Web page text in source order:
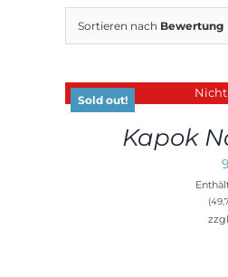
Sortieren nach Bewertung
Sold out!
DETAILS
Kapok
(
zzgl.